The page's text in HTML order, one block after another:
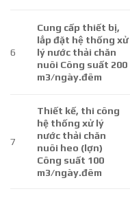
6
Cung cấp thiết bị,
lắp đặt hệ thống xử
lý nước thải chăn
nuôi Công suất 200
m3/ngày.đêm
7
Thiết kế, thi công
hệ thống xử lý
nước thải chăn
nuôi heo (lợn)
Công suất 100
m3/ngày.đêm